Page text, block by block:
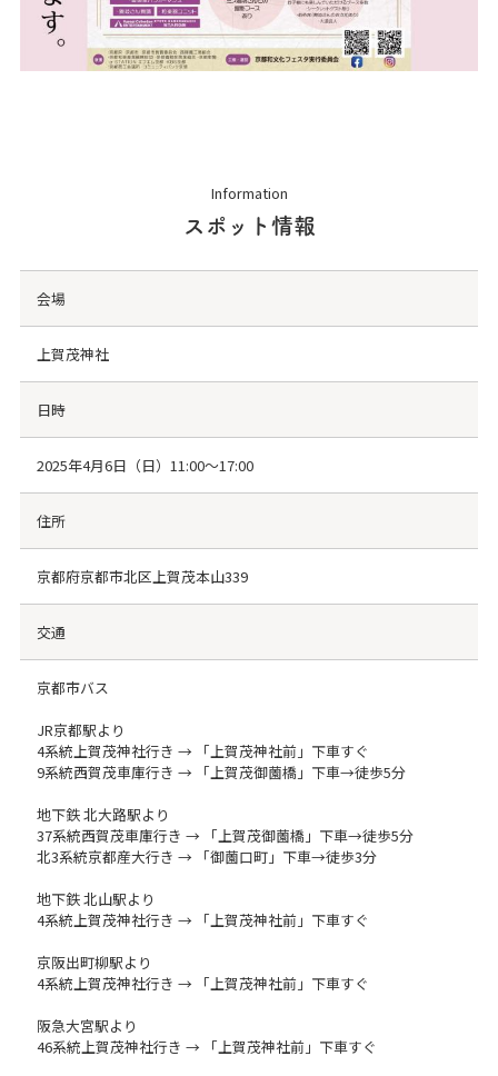
Information
スポット情報
会場
上賀茂神社
日時
2025年4月6日（日）11:00〜17:00
住所
京都府京都市北区上賀茂本山339
交通
京都市バス
JR京都駅より
4系統上賀茂神社行き → 「上賀茂神社前」下車すぐ
9系統西賀茂車庫行き → 「上賀茂御薗橋」下車→徒歩5分
地下鉄 北大路駅より
37系統西賀茂車庫行き → 「上賀茂御薗橋」下車→徒歩5分
北3系統京都産大行き → 「御薗口町」下車→徒歩3分
地下鉄 北山駅より
4系統上賀茂神社行き → 「上賀茂神社前」下車すぐ
京阪出町柳駅より
4系統上賀茂神社行き → 「上賀茂神社前」下車すぐ
阪急大宮駅より
46系統上賀茂神社行き → 「上賀茂神社前」下車すぐ